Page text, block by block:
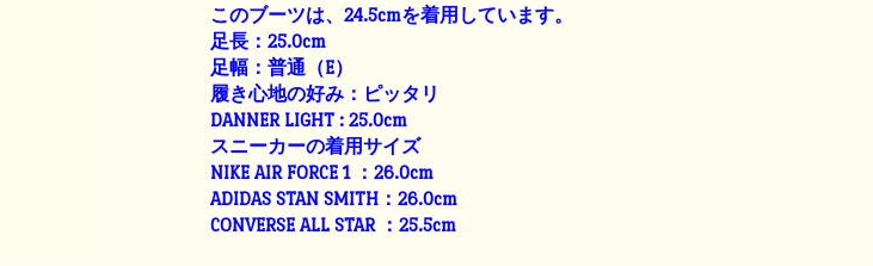
このブーツは、24.5cmを着用しています。
足長：25.0cm
足幅：普通（E）
履き心地の好み：ピッタリ
DANNER LIGHT : 25.0cm
スニーカーの着用サイズ
NIKE AIR FORCE 1 ：26.0cm
ADIDAS STAN SMITH：26.0cm
CONVERSE ALL STAR ：25.5cm